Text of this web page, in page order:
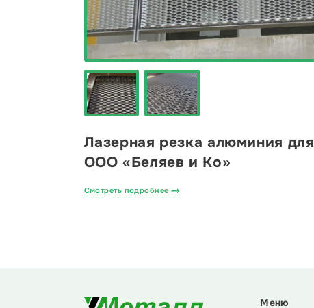
Лазерная резка алюминия для
ООО «Беляев и Ко»
Смотреть подробнее
Меню